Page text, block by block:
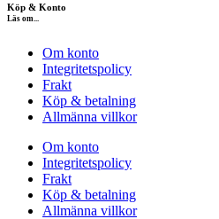
Köp & Konto
Läs om...
Om konto
Integritetspolicy
Frakt
Köp & betalning
Allmänna villkor
Om konto
Integritetspolicy
Frakt
Köp & betalning
Allmänna villkor